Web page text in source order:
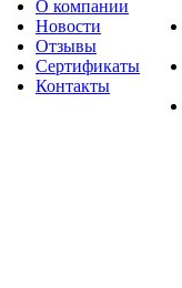
О компании
Новости
Отзывы
Сертификаты
Контакты